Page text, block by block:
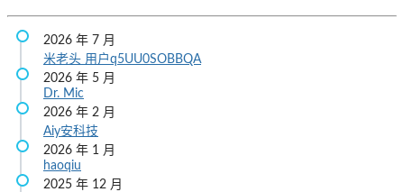
2026 年 7 月
米老头 用户q5UU0SOBBQA
2026 年 5 月
Dr. Mic
2026 年 2 月
Aiy安科技
2026 年 1 月
haoqiu
2025 年 12 月